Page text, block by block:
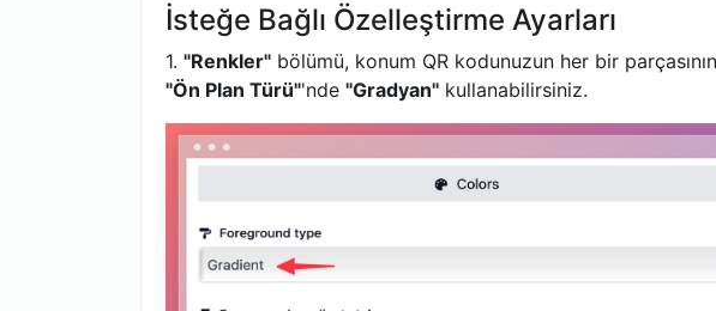
İsteğe Bağlı Özelleştirme Ayarları
1. "Renkler" bölümü, konum QR kodunuzun her bir
"Ön Plan Türü"'nde "Gradyan" kullanabilirsiniz.